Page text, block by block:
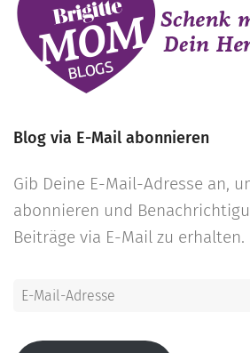
Blog via E-Mail abonnieren
Gib Deine E-Mail-Adresse an,
abonnieren und
Beiträge via E-Mail zu erhalten.
E-